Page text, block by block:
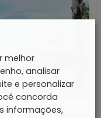
melhor
analisar
e personalizar
concorda
informações,